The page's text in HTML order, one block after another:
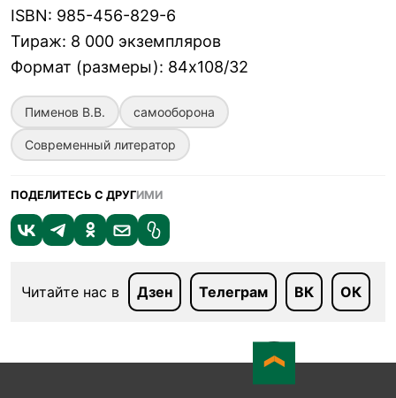
ISBN: 985-456-829-6
Тираж: 8 000 экземпляров
Формат (размеры): 84х108/32
Пименов В.В. самооборона
Современный литератор
ПОДЕЛИТЕСЬ С ДРУГИМИ
Читайте нас в Дзен Телеграм ВК ОК